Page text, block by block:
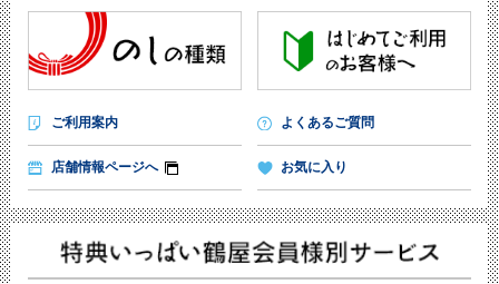
ご利用案内 よくあるご質問
店舗情報ページへ お気に入り